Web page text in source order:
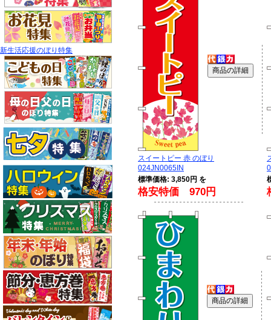
新生活応援のぼり特集
スイートピー 赤 のぼり
024JN0065IN
標準価格: 3,850円 を
格安特価 970円